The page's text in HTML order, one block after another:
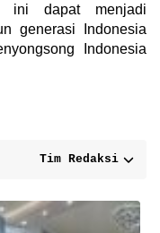
ini dapat menjadi
generasi Indonesia
Indonesia
Tim Redaksi